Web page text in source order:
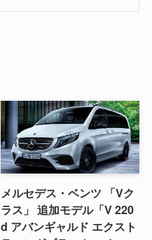
メルセデス・ベンツ 「Vク
ラス」 追加モデル「V 220
d アバンギャルド エクスト